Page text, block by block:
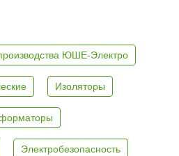
ЮШЕ-Электро
Изоляторы
Электробезопасность